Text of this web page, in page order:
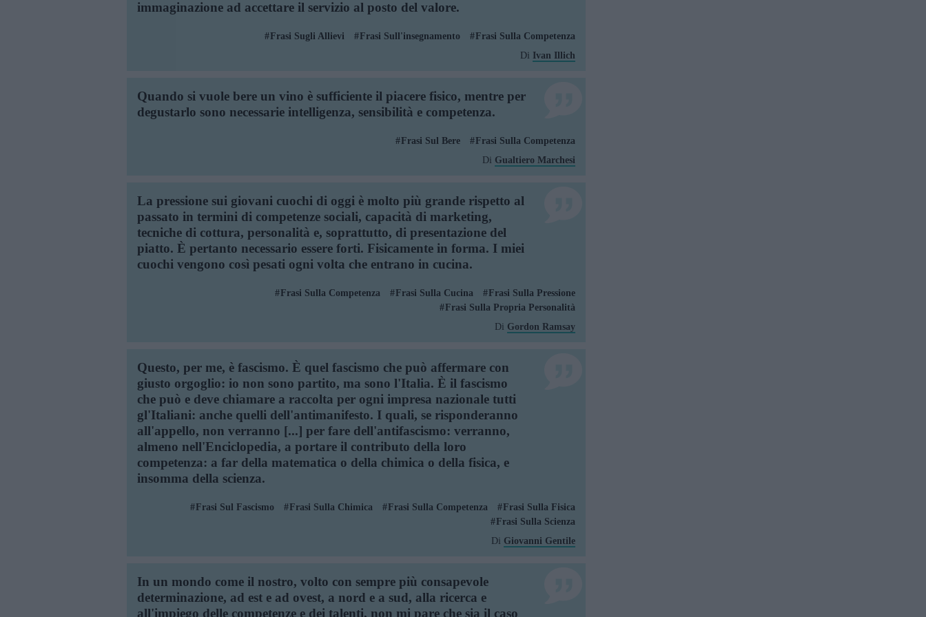
immaginazione ad accettare il servizio al posto del valore.
Frasi Sugli Allievi Frasi Sull'insegnamento
Frasi Sulla Competenza
Di Ivan Illich
Quando si vuole bere un vino è sufficiente il piacere fisico, mentre per
degustarlo sono necessarie intelligenza, sensibilità e competenza.
Frasi Sul Bere
Frasi Sulla Competenza
Di Gualtiero Marchesi
La pressione sui giovani cuochi di oggi è molto più grande rispetto al
passato in termini di competenze sociali, capacità di marketing,
tecniche di cottura, personalità e, soprattutto, di presentazione del
piatto. È pertanto necessario essere forti. Fisicamente in forma. I miei
cuochi vengono così pesati ogni volta che entrano in cucina.
Frasi Sulla Competenza Frasi Sulla Cucina
Frasi Sulla Pressione
Frasi Sulla Propria Personalità
Di Gordon Ramsay
Questo, per me, è fascismo. È quel fascismo che può affermare con
giusto orgoglio: io non sono partito, ma sono l'Italia. È il fascismo
che può e deve chiamare a raccolta per ogni impresa nazionale tutti
gl'Italiani: anche quelli dell'antimanifesto. I quali, se risponderanno
all'appello, non verranno [...] per fare dell'antifascismo: verranno,
almeno nell'Enciclopedia, a portare il contributo della loro
competenza: a far della matematica o della chimica o della fisica, e
insomma della scienza.
Frasi Sul Fascismo Frasi Sulla Chimica Frasi Sulla Competenza
Frasi Sulla Fisica
Frasi Sulla Scienza
Di Giovanni Gentile
In un mondo come il nostro, volto con sempre più consapevole
determinazione, ad est e ad ovest, a nord e a sud, alla ricerca e
all'impiego delle competenze e dei talenti, non mi pare che sia il caso